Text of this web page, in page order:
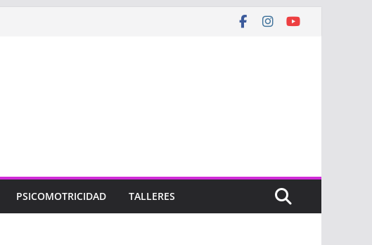
PSICOMOTRICIDAD TALLERES